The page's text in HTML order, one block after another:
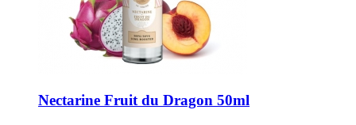
Nectarine Fruit du Dragon 50ml